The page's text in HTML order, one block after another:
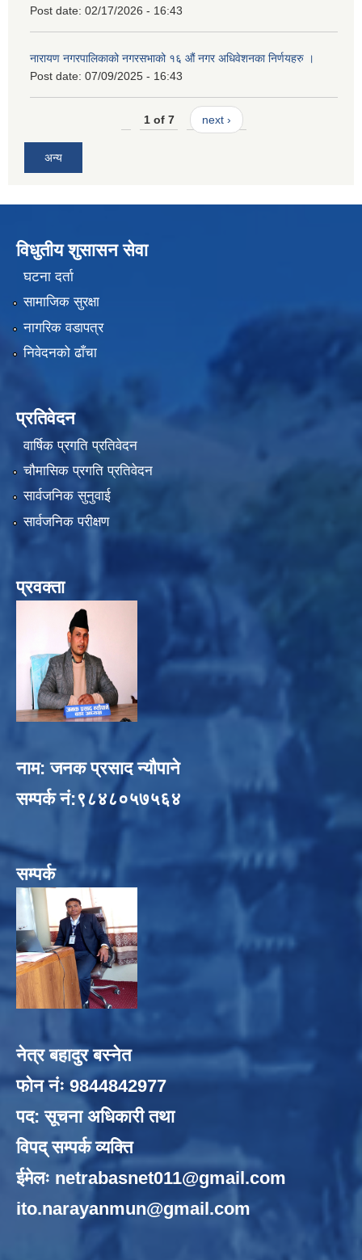
Post date: 02/17/2026 - 16:43
नारायण नगरपालिकाको नगरसभाको १६ औं नगर अधिवेशनका निर्णयहरु ।
Post date: 07/09/2025 - 16:43
1 of 7 next ›
अन्य
विधुतीय शुसासन सेवा
घटना दर्ता
सामाजिक सुरक्षा
नागरिक वडापत्र
निवेदनको ढाँचा
प्रतिवेदन
वार्षिक प्रगति प्रतिवेदन
चौमासिक प्रगति प्रतिवेदन
सार्वजनिक सुनुवाई
सार्वजनिक परीक्षण
प्रवक्ता
नाम: जनक प्रसाद न्यौपाने
सम्पर्क नं:९८४८०५७५६४
सम्पर्क
नेत्र बहादुर बस्नेत
फोन नंः 9844842977
पद: सूचना अधिकारी तथा
विपद् सम्पर्क व्यक्ति
ईमेलः netrabasnet011@gmail.com
ito.narayanmun@gmail.com